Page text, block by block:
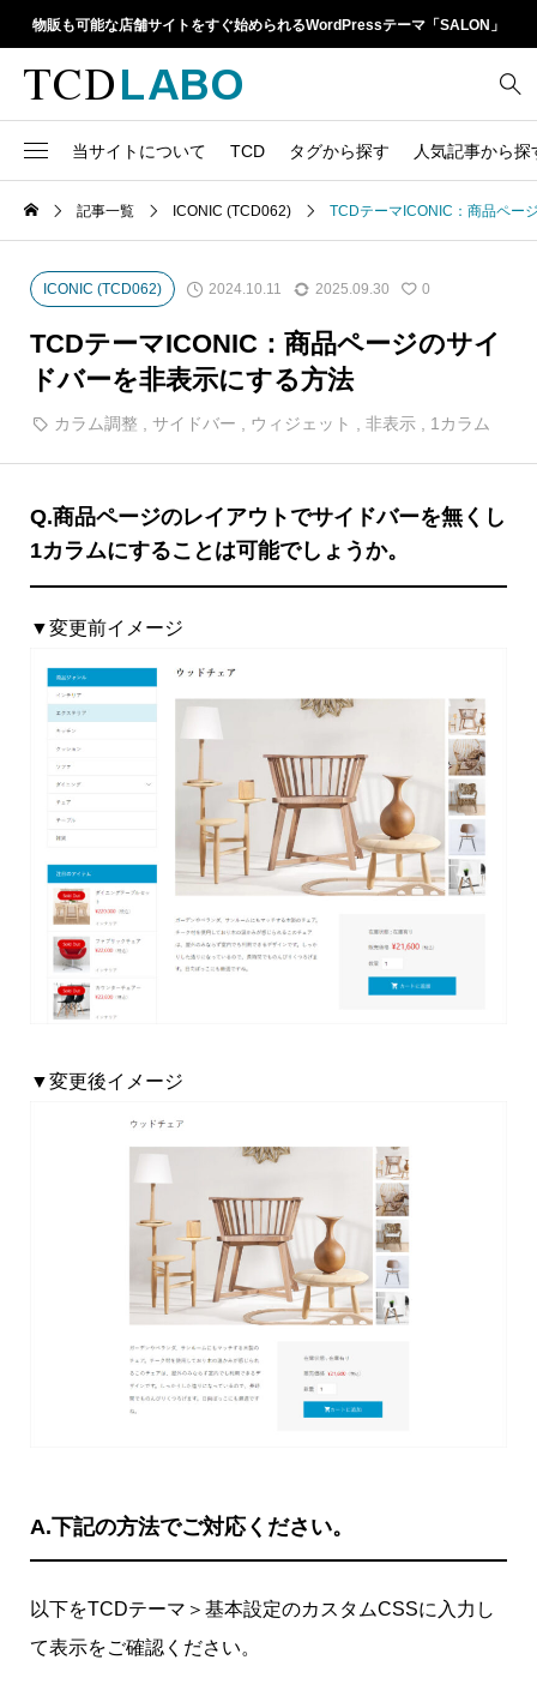
物販も可能な店舗サイトをすぐ始められるWordPressテーマ「SALON」
当サイトについて TCD タグから探す 人気記事から探
1カラム
Google Map
h1 14
iframe 17
meta description 21
meta title 39
retinaディスプレイ
SNSアイコン
TCDクラシックエディタ
ラグイン
Welcart
TCD LABOとは
TCDテーマ一覧
ファイルの編集方法
WordPressテーマ比較
人気ランキング
アップデート情報
よくあるご質問
記事一覧 ICONIC (TCD062) TCDテーマICONIC：商品ペー
ICONIC (TCD062) 2024.10.11 2025.09.30 0
TCDテーマICONIC：商品ページのサイ
ドバーを非表示にする方法
カラム調整 , サイドバー , ウィジェット , 非表示 , 1カラム
Q.商品ページのレイアウトでサイドバーを無くし
1カラムにすることは可能でしょうか。
▼変更前イメージ
▼変更後イメージ
A.下記の方法でご対応ください。
以下をTCDテーマ＞基本設定のカスタムCSSに入力し
て表示をご確認ください。